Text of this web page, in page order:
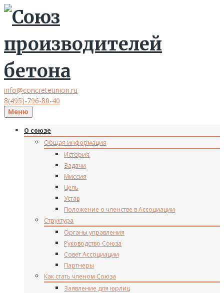
info@concreteunion.ru
8(495)-796-80-40
Меню
О союзе
Общая информация
История
Задачи
Миссия
Цель
Устав
Положение о членстве в Ассоциации
Структура
Органы управления
Руководство Союза
Совет Ассоциации
Партнеры
Как стать членом Союза
Заявление для юрлиц